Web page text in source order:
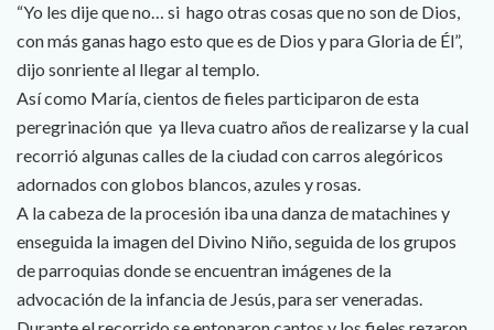
“Yo les dije que no… si hago otras cosas que no son de Dios,
con más ganas hago esto que es de Dios y para Gloria de Él”,
dijo sonriente al llegar al templo.
Así como María, cientos de fieles participaron de esta
peregrinación que ya lleva cuatro años de realizarse y la cual
recorrió algunas calles de la ciudad con carros alegóricos
adornados con globos blancos, azules y rosas.
A la cabeza de la procesión iba una danza de matachines y
enseguida la imagen del Divino Niño, seguida de los grupos
de parroquias donde se encuentran imágenes de la
advocación de la infancia de Jesús, para ser veneradas.